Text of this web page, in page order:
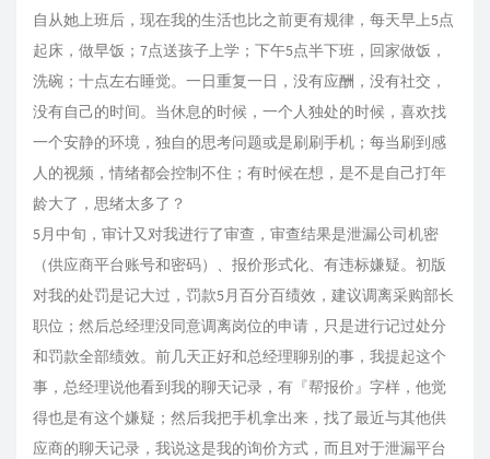
自从她上班后，现在我的生活也比之前更有规律，每天早上5点
起床，做早饭；7点送孩子上学；下午5点半下班，回家做饭，
洗碗；十点左右睡觉。一日重复一日，没有应酬，没有社交，
没有自己的时间。当休息的时候，一个人独处的时候，喜欢找
一个安静的环境，独自的思考问题或是刷刷手机；每当刷到感
人的视频，情绪都会控制不住；有时候在想，是不是自己打年
龄大了，思绪太多了？
5月中旬，审计又对我进行了审查，审查结果是泄漏公司机密
（供应商平台账号和密码）、报价形式化、有违标嫌疑。初版
对我的处罚是记大过，罚款5月百分百绩效，建议调离采购部长
职位；然后总经理没同意调离岗位的申请，只是进行记过处分
和罚款全部绩效。前几天正好和总经理聊别的事，我提起这个
事，总经理说他看到我的聊天记录，有『帮报价』字样，他觉
得也是有这个嫌疑；然后我把手机拿出来，找了最近与其他供
应商的聊天记录，我说这是我的询价方式，而且对于泄漏平台